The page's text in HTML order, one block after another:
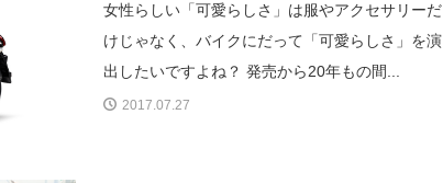
女性らしい「可愛らしさ」は服やアクセサリーだ
けじゃなく、バイクにだって「可愛らしさ」を演
出したいですよね？ 発売から20年もの間...
2017.07.27